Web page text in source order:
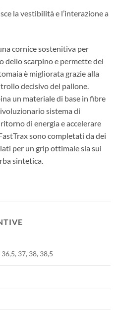
la vestibilità e l’interazione a
cornice sostenitiva per
dello scarpino e permette dei
è migliorata grazie alla
decisivo del pallone.
un materiale di base in fibre
sistema di
di energia e accelerare
sono completati da dei
per un grip ottimale sia sui
sintetica.
37, 38, 38,5